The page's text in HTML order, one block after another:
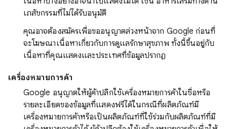
เภสัชกรรมที่ไม่ได้รับอนุมัติ
คุณอาจต้องสมัครเพื่อขออนุญาตล่วงหน้าจาก Google ก่อนที่
จะโฆษณาเนื้อหาเกี่ยวกับการดูแลรักษาสุขภาพ ทั้งนี้ขึ้นอยู่กับ
เนื้อหาที่คุณแสดงและประเทศที่ข้อมูลปรากฏ
เครื่องหมายการค้า
Google อนุญาตให้ผู้ค้าปลีกใช้เครื่องหมายการค้าในชื่อหรือ
รายละเอียดของข้อมูลที่แสดงฟรีได้ในกรณีที่ผลิตภัณฑ์มี
เครื่องหมายการค้าหรือเป็นผลิตภัณฑ์ที่ใช้ร่วมกับผลิตภัณฑ์ที่มี